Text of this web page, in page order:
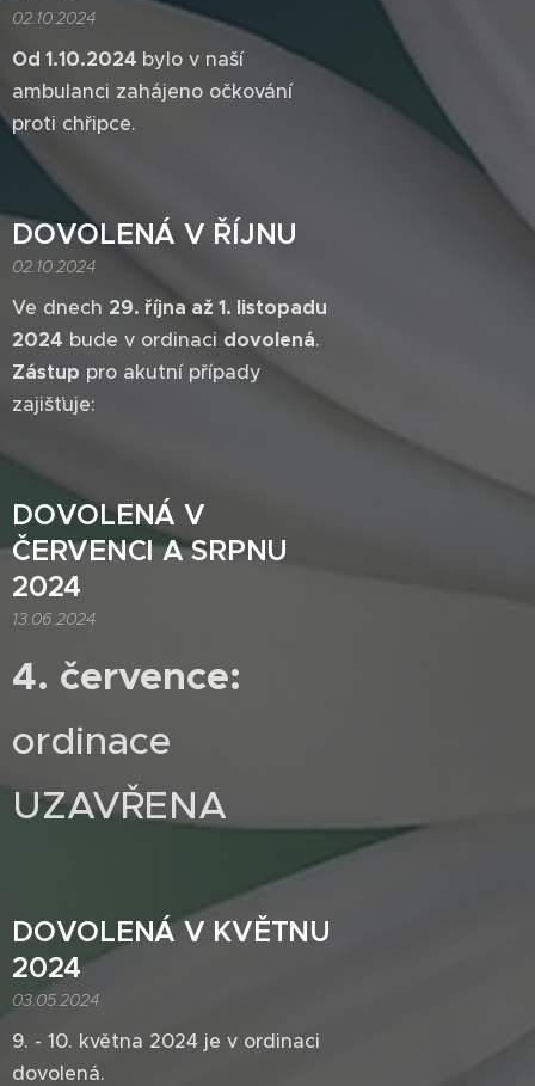
02.10.2024
Od 1.10.2024 bylo v naší
ambulanci zahájeno očkování
proti chřipce.
DOVOLENÁ V ŘÍJNU
02.10.2024
Ve dnech 29. října až 1. listopadu
2024 bude v ordinaci dovolená.
Zástup pro akutní případy
zajišťuje:
DOVOLENÁ V
ČERVENCI A SRPNU
2024
13.06.2024
4. července:
ordinace
UZAVŘENA
DOVOLENÁ V KVĚTNU
2024
03.05.2024
9. - 10. května 2024 je v ordinaci
dovolená.